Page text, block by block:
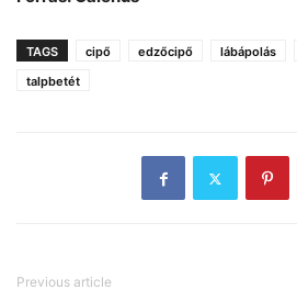
TAGS cipő edzőcipő lábápolás
talpbetét
Previous article